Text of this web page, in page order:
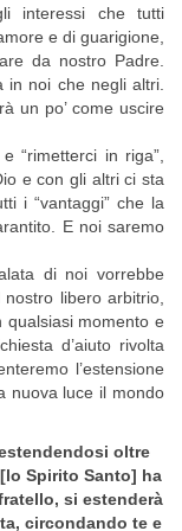
interessi che tutti
e di guarigione,
da nostro Padre.
in noi che negli altri.
un po’ come uscire
“rimetterci in riga”,
e con gli altri ci sta
i “vantaggi” che la
E noi saremo
di noi vorrebbe
libero arbitrio,
momento e
d’aiuto rivolta
l’estensione
nuova luce il mondo
oltre
Spirito Santo] ha
si estenderà
circondando te e